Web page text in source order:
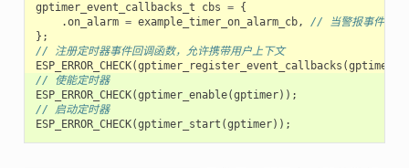
gptimer_event_callbacks_t cbs = {
.on_alarm = example_timer_on_alarm_cb,
// 当警报事件发生
};
// 注册定时器事件回调函数，允许携带用户上下文
ESP_ERROR_CHECK(gptimer_register_event_callbacks (gptimer
// 使能定时器
ESP_ERROR_CHECK(gptimer_enable(gptimer));
// 启动定时器
ESP_ERROR_CHECK(gptimer_start (gptimer));